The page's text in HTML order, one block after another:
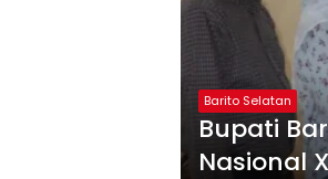
Barito Selatan
Bupati
Nasional